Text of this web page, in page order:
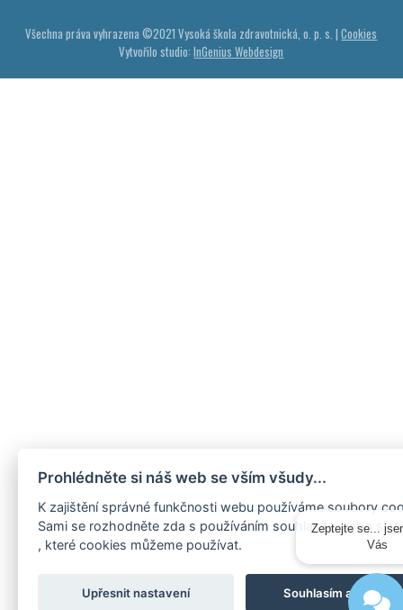
Všechna práva vyhrazena ©2021 Vysoká škola zdravotnická, o. p. s. |Cookies
Vytvořilo studio:InGenius Webdesign
Prohlédněte si náš web se vším všudy...
K zajištění správné funkčnosti webu používáme soubory
Sami se rozhodněte zda s používáním souhlasíte, nebo si
, které cookies můžeme používat.
Souhlasím a přijímám
Upřesnit nastavení
Zeptejte se...
Vás